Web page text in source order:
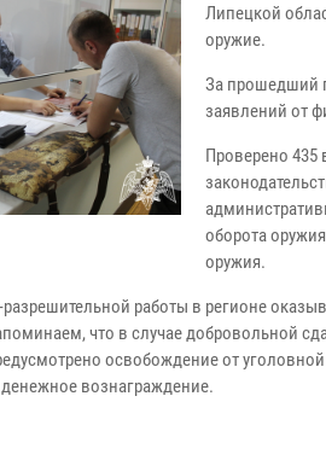
Липецкой
оружие.
За прошедший
заявлений от
Проверено 435
оборота
оружия.
работы в регионе
что в случае добровольной
освобождение от
вознаграждение.